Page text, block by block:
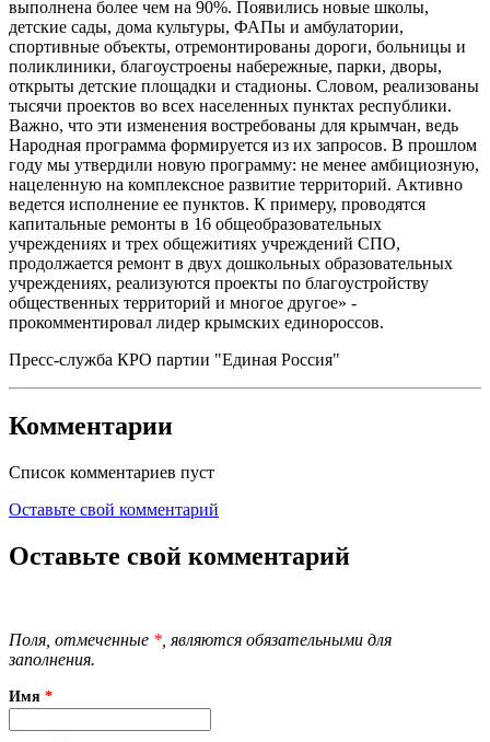
выполнена более чем на 90%. Появились новые школы,
детские сады, дома культуры, ФАПы и амбулатории,
спортивные объекты, отремонтированы дороги, больницы и
поликлиники, благоустроены набережные, парки, дворы,
открыты детские площадки и стадионы. Словом, реализованы
тысячи проектов во всех населенных пунктах республики.
Важно, что эти изменения востребованы для крымчан, ведь
Народная программа формируется из их запросов. В прошлом
году мы утвердили новую программу: не менее амбициозную,
нацеленную на комплексное развитие территорий. Активно
ведется исполнение ее пунктов. К примеру, проводятся
капитальные ремонты в 16 общеобразовательных
учреждениях и трех общежитиях учреждений СПО,
продолжается ремонт в двух дошкольных образовательных
учреждениях, реализуются проекты по благоустройству
общественных территорий и многое другое» -
прокомментировал лидер крымских единороссов.
Пресс-служба КРО партии "Единая Россия"
Комментарии
Список комментариев пуст
Оставьте свой комментарий
Оставьте свой комментарий
Поля, отмеченные * , являются обязательными для
заполнения.
Имя *